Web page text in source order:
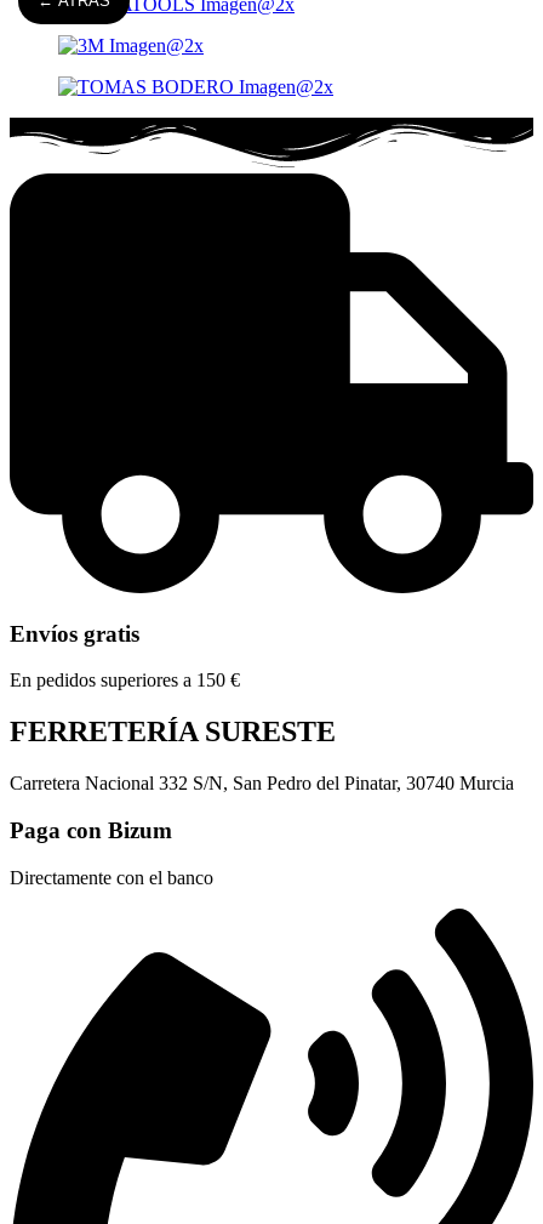
Envíos gratis
En pedidos superiores a 150 €
FERRETERÍA SURESTE
Carretera Nacional 332 S/N, San Pedro del Pinatar, 30740 Murcia
Paga con Bizum
Directamente con el banco